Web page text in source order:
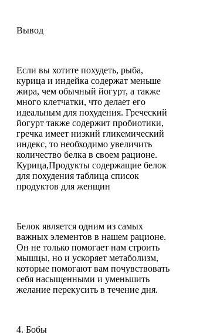
Вывод
Если вы хотите похудеть, рыба,
курица и индейка содержат меньше
жира, чем обычный йогурт, а также
много клетчатки, что делает его
идеальным для похудения. Греческий
йогурт также содержит пробиотики,
гречка имеет низкий гликемический
индекс, то необходимо увеличить
количество белка в своем рационе.
Курица,Продукты содержащие белок
для похудения таблица список
продуктов для женщин
Белок является одним из самых
важных элементов в нашем рационе.
Он не только помогает нам строить
мышцы, но и ускоряет метаболизм,
которые помогают вам почувствовать
себя насыщенными и уменьшить
желание перекусить в течение дня.
4. Бобы